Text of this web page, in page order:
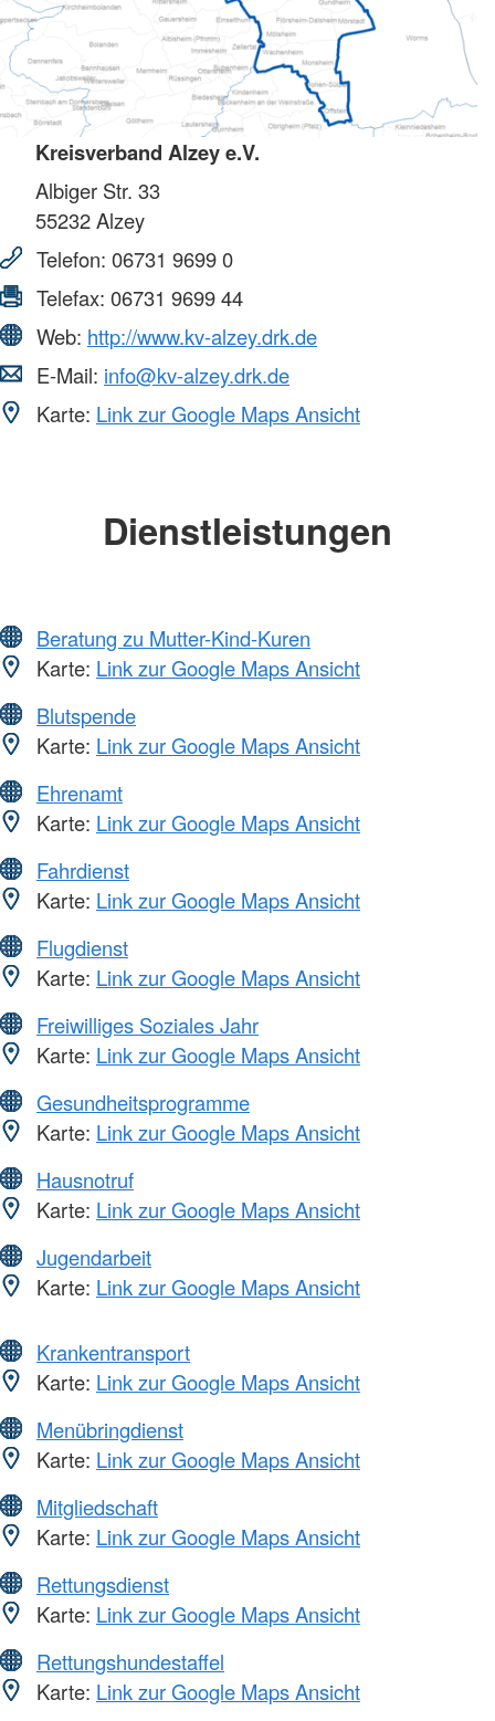
Kreisverband Alzey e.V.
Albiger Str. 33
55232Alzey
Telefon: 06731 9699 0
Telefax: 06731 9699 44
Web: http://www.kv-alzey.drk.de
E-Mail: info@kv-alzey.drk.de
Karte: Link zur Google Maps Ansicht
Dienstleistungen
Beratung zu Mutter-Kind-Kuren
Karte: Link zur Google Maps Ansicht
Blutspende
Karte: Link zur Google Maps Ansicht
Ehrenamt
Karte: Link zur Google Maps Ansicht
Fahrdienst
Karte: Link zur Google Maps Ansicht
Flugdienst
Karte: Link zur Google Maps Ansicht
Freiwilliges Soziales Jahr
Karte: Link zur Google Maps Ansicht
Gesundheitsprogramme
Karte: Link zur Google Maps Ansicht
Hausnotruf
Karte: Link zur Google Maps Ansicht
Jugendarbeit
Karte: Link zur Google Maps Ansicht
Krankentransport
Karte: Link zur Google Maps Ansicht
Menübringdienst
Karte: Link zur Google Maps Ansicht
Mitgliedschaft
Karte: Link zur Google Maps Ansicht
Rettungsdienst
Karte: Link zur Google Maps Ansicht
Rettungshundestaffel
Karte: Link zur Google Maps Ansicht